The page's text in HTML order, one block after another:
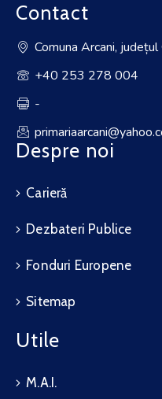
Contact
Comuna Arcani, județul
+40 253 278 004
-
Despre noi
Carieră
Dezbateri Publice
Fonduri Europene
Sitemap
Utile
M.A.I.